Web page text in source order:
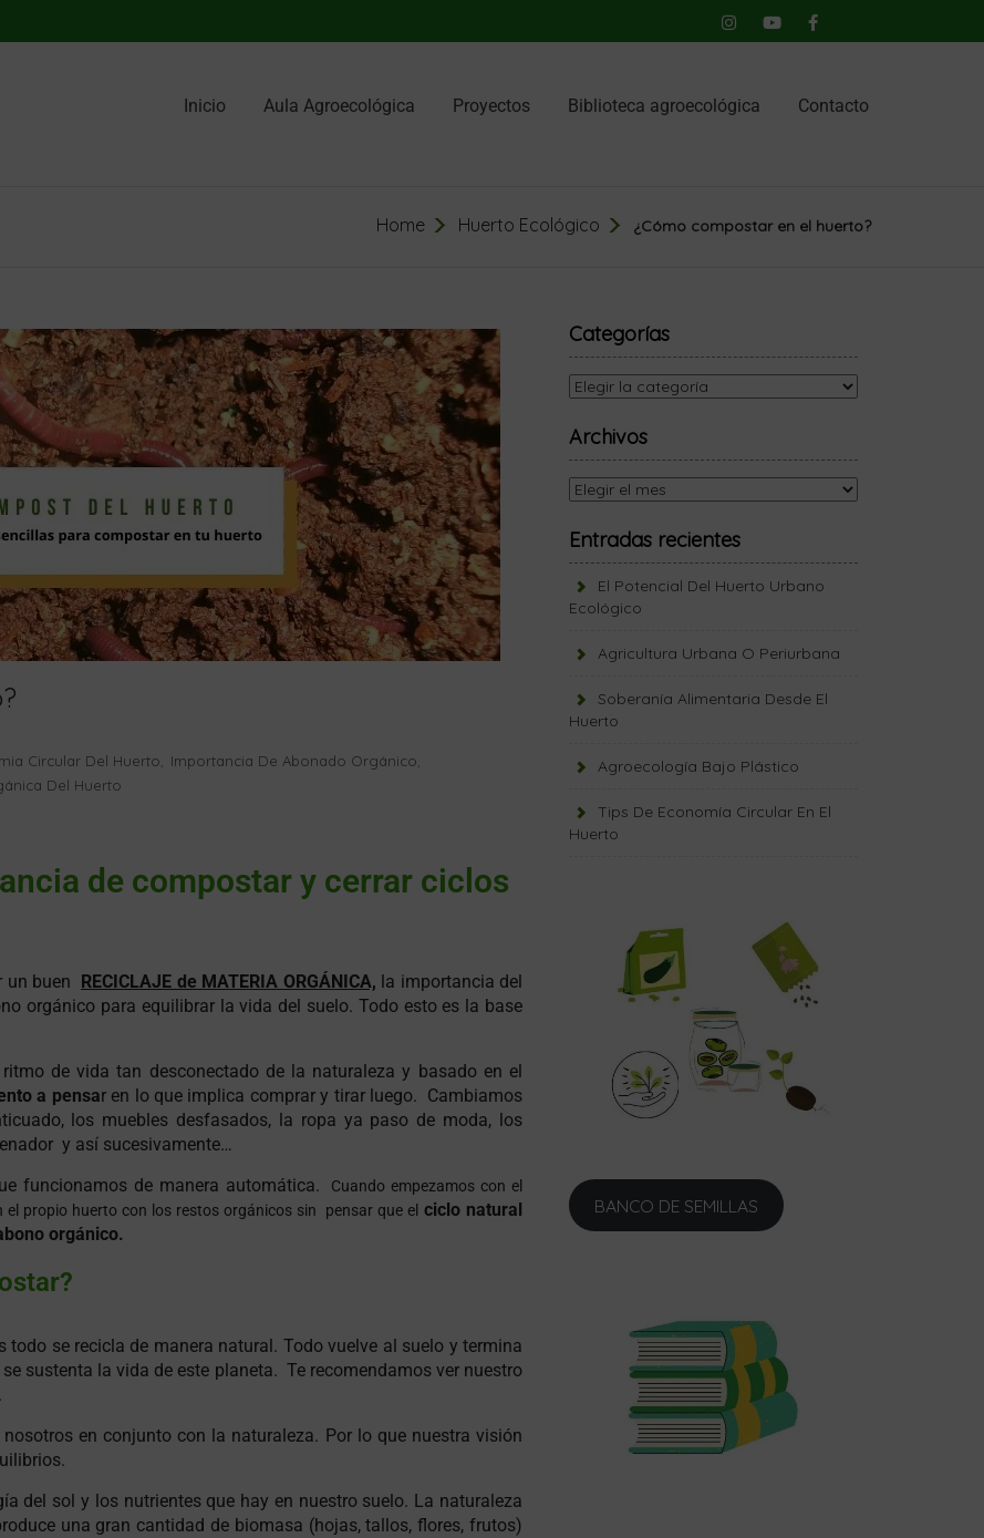
Inicio Aula Agroecológica Proyectos Biblioteca agroecológica Contacto
Home Huerto Ecológico ¿Cómo compostar en el huerto?
Circular Del Huerto Importancia De Abonado Orgánico
Del Huerto
de compostar y cerrar ciclos
un buen RECICLAJE de MATERIA ORGÁNICA, la importancia del
orgánico para equilibrar la vida del suelo. Todo esto es la base
ritmo de vida tan desconectado de la naturaleza y basado en el
a pensar en lo que implica comprar y tirar luego. Cambiamos
los muebles desfasados, la ropa ya paso de moda, los
y así sucesivamente…
funcionamos de manera automática.
Cuando empezamos con el
propio huerto con los restos orgánicos sin pensar que el ciclo natural
orgánico.
se recicla de manera natural. Todo vuelve al suelo y termina
sustenta la vida de este planeta. Te recomendamos ver nuestro
.
nosotros en conjunto con la naturaleza. Por lo que nuestra visión
del sol y los nutrientes que hay en nuestro suelo. La naturaleza
una gran cantidad de biomasa (hojas, tallos, flores, frutos)
Categorías
Archivos
Entradas recientes
El Potencial Del Huerto Urbano
Ecológico
Agricultura Urbana O Periurbana
Soberanía Alimentaria Desde El
Huerto
Agroecología Bajo Plástico
Tips De Economía Circular En El
Huerto
BANCO DE SEMILLAS